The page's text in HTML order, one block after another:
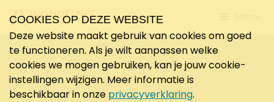
to
COOKIES OP DEZE WEBSITE
Deze website maakt gebruik van cookies om goed
te functioneren. Als je wilt aanpassen welke
cookies we mogen gebruiken, kan je jouw cookie-
instellingen wijzigen. Meer informatie is
beschikbaar in onze privacyverklaring.